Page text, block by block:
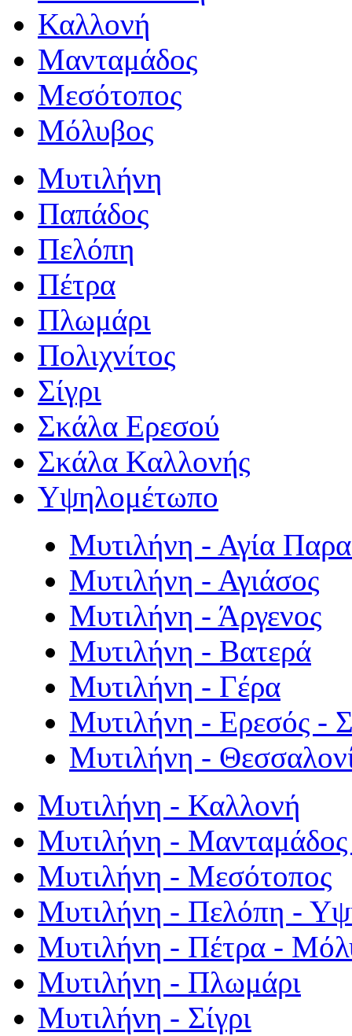
Καλλονή
Μανταμάδος
Μεσότοπος
Μόλυβος
Μυτιλήνη
Παπάδος
Πελόπη
Πέτρα
Πλωμάρι
Πολιχνίτος
Σίγρι
Σκάλα Ερεσού
Σκάλα Καλλονής
Υψηλομέτωπο
Μυτιλήνη - Αγία
Μυτιλήνη - Αγιάσος
Μυτιλήνη - Άργενος
Μυτιλήνη - Βατερά
Μυτιλήνη - Γέρα
Μυτιλήνη - Ερεσός -
Μυτιλήνη -
Μυτιλήνη - Καλλονή
Μυτιλήνη - Μανταμάδος
Μυτιλήνη - Μεσότοπος
Μυτιλήνη - Πελόπη -
Μυτιλήνη - Πέτρα -
Μυτιλήνη - Πλωμάρι
Μυτιλήνη - Σίγρι